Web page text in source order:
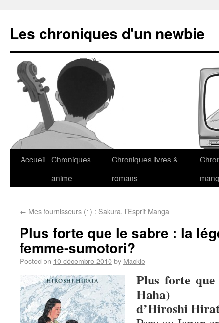
Les chroniques d'un newbie
Accueil Chroniques
anime
Chroniques livres &
romans
← Mes fournisseurs (1) : Sakura, l’Esprit Manga
Plus forte que le sabre : la
femme-sumotori?
Posted on 10 décembre 2010by Mackie
Plus forte
Haha)
d’Hiroshi